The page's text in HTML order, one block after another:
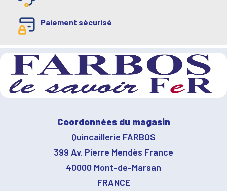
Paiement sécurisé
Coordonnées du magasin
Quincaillerie FARBOS
399 Av. Pierre Mendès France
40000 Mont-de-Marsan
FRANCE